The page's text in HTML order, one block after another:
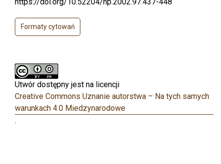
Formaty cytowań
Utwór dostępny jest na licencji
Creative Commons Uznanie autorstwa – Na tych samych
warunkach 4.0 Miedzynarodowe
.